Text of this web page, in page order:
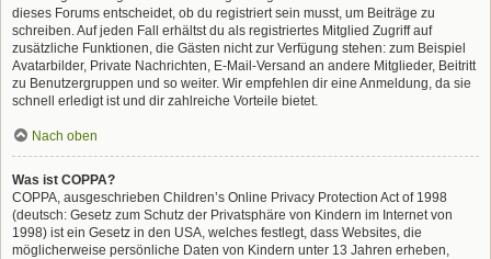
dieses Forums entscheidet, ob du registriert sein musst, um Beiträge zu
schreiben. Auf jeden Fall erhältst du als registriertes Mitglied Zugriff auf
zusätzliche Funktionen, die Gästen nicht zur Verfügung stehen: zum Beispiel
Avatarbilder, Private Nachrichten, E-Mail-Versand an andere Mitglieder, Beitritt
zu Benutzergruppen und so weiter. Wir empfehlen dir eine Anmeldung, da sie
schnell erledigt ist und dir zahlreiche Vorteile bietet.
Nach oben
Was ist COPPA?
COPPA, ausgeschrieben Children’s Online Privacy Protection Act of 1998
(deutsch: Gesetz zum Schutz der Privatsphäre von Kindern im Internet von
1998) ist ein Gesetz in den USA, welches festlegt, dass Websites, die
möglicherweise persönliche Daten von Kindern unter 13 Jahren erheben,